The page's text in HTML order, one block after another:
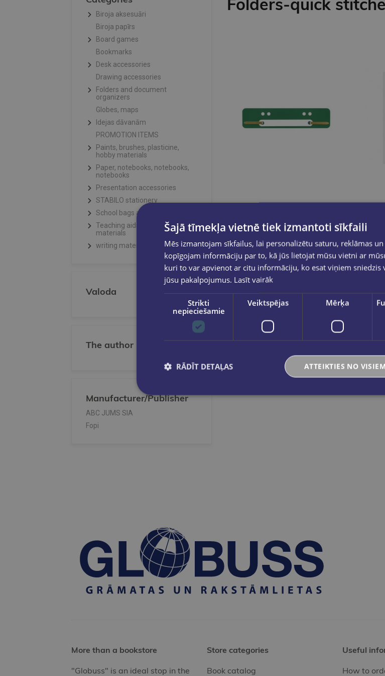
Biroja aksesuāri
Biroja papīrs
Board games
Bookmarks
Desk accessories
Drawing accessories
Folders and document
organizers
Globes, maps
Idejas dāvanām
PROMOTION ITEMS
Paints, brushes, plasticine,
hobby materials
Paper, notebooks, notebooks,
notebooks
Presentation accessories
STABILO stationery
School bags and pencil cases
Teaching aids, Creative
materials
writing materials
Valoda
The author
Manufacturer/Publisher
ABC JUMS SIA
Fopi
Folders-quick
Ātršuvēju mehānismi zaļi 25 gb
€1.95
Add to cart
More than a bookstore
"Globuss" is an ideal stop in the
Store categories
Book catalog
Useful
How to
Šajā tīmekļa vietnē tiek izmantoti sīkfaili
Mēs izmantojam sīkfailus, lai personalizētu saturu, reklāmas
kopīgojam informāciju par to, kā jūs lietojat mūsu vietni ar
kuri to var apvienot ar citu informāciju, ko esat viņiem
jūsu pakalpojumus. Lasīt vairāk
Strikti
nepieciešamie
Veiktspējas Mērķa
ATTEIKTIES NO VISIEM
RĀDĪT DETAĻAS